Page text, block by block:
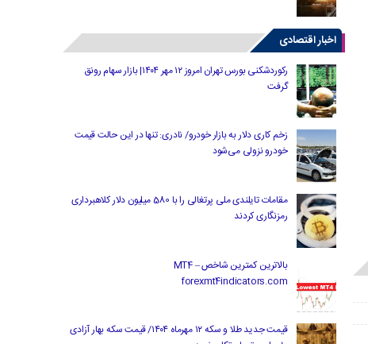
اخبار اقتصادی
رکوردشکنی بورس تهران امروز ۱۲ مهر ۱۴۰۴| بازار سهام رونق
گرفت
زخم کاری دلار به بازار خودرو/ نادری: تنها در این حالت قیمت
خودرو نزولی می‌شود
مقامات تایلندی ملی پرتغالی را با 580 میلیون دلار کلاهبرداری
رمزنگاری کردند
بالاترین کمترین شاخص MT4 –
forexmt4indicators.com
قیمت جدید طلا و سکه ۱۲ مهرماه ۱۴۰۴/ قیمت سکه بهار آزادی